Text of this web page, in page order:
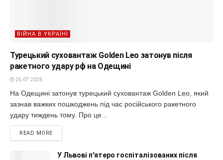
ВІЙНА В УКРАЇНІ
Турецький суховантаж Golden Leo затонув після
ракетного удару рф на Одещині
26.07.2026
На Одещині затонув турецький суховантаж Golden Leo, який
зазнав важких пошкоджень під час російського ракетного
удару тиждень тому. Про це...
READ MORE
У Львові п'ятеро госпіталізованих після